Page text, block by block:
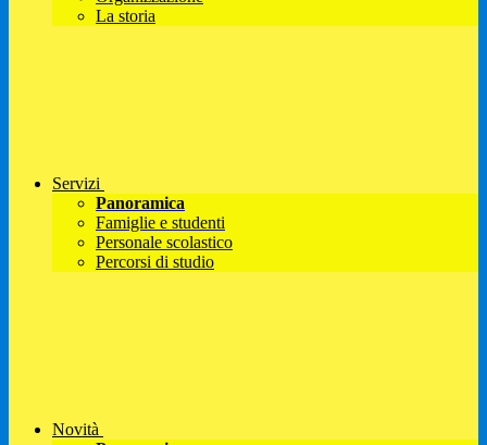
La storia
Servizi
Panoramica
Famiglie e studenti
Personale scolastico
Percorsi di studio
Novità